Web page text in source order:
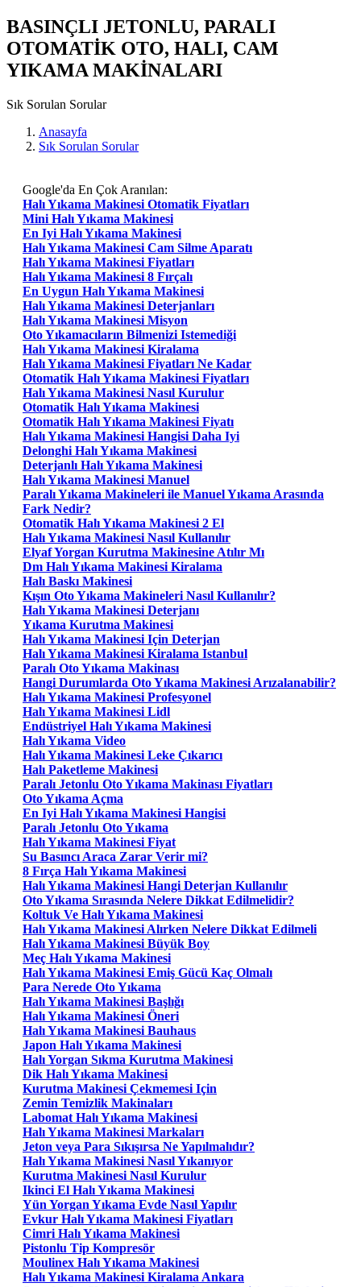
BASINÇLI JETONLU, PARALI
OTOMATİK OTO, HALI, CAM
YIKAMA MAKİNALARI
Sık Sorulan Sorular
Anasayfa
Sık Sorulan Sorular
Google'da En Çok Aranılan:
Halı Yıkama Makinesi Otomatik Fiyatları
Mini Halı Yıkama Makinesi
En Iyi Halı Yıkama Makinesi
Halı Yıkama Makinesi Cam Silme Aparatı
Halı Yıkama Makinesi Fiyatları
Halı Yıkama Makinesi 8 Fırçalı
En Uygun Halı Yıkama Makinesi
Halı Yıkama Makinesi Deterjanları
Halı Yıkama Makinesi Misyon
Oto Yıkamacıların Bilmenizi Istemediği
Halı Yıkama Makinesi Kiralama
Halı Yıkama Makinesi Fiyatları Ne Kadar
Otomatik Halı Yıkama Makinesi Fiyatları
Halı Yıkama Makinesi Nasıl Kurulur
Otomatik Halı Yıkama Makinesi
Otomatik Halı Yıkama Makinesi Fiyatı
Halı Yıkama Makinesi Hangisi Daha Iyi
Delonghi Halı Yıkama Makinesi
Deterjanlı Halı Yıkama Makinesi
Halı Yıkama Makinesi Manuel
Paralı Yıkama Makineleri ile Manuel Yıkama Arasında
Fark Nedir?
Otomatik Halı Yıkama Makinesi 2 El
Halı Yıkama Makinesi Nasıl Kullanılır
Elyaf Yorgan Kurutma Makinesine Atılır Mı
Dm Halı Yıkama Makinesi Kiralama
Halı Baskı Makinesi
Kışın Oto Yıkama Makineleri Nasıl Kullanılır?
Halı Yıkama Makinesi Deterjanı
Yıkama Kurutma Makinesi
Halı Yıkama Makinesi Için Deterjan
Halı Yıkama Makinesi Kiralama Istanbul
Paralı Oto Yıkama Makinası
Hangi Durumlarda Oto Yıkama Makinesi Arızalanabilir?
Halı Yıkama Makinesi Profesyonel
Halı Yıkama Makinesi Lidl
Endüstriyel Halı Yıkama Makinesi
Halı Yıkama Video
Halı Yıkama Makinesi Leke Çıkarıcı
Halı Paketleme Makinesi
Paralı Jetonlu Oto Yıkama Makinası Fiyatları
Oto Yıkama Açma
En Iyi Halı Yıkama Makinesi Hangisi
Paralı Jetonlu Oto Yıkama
Halı Yıkama Makinesi Fiyat
Su Basıncı Araca Zarar Verir mi?
8 Fırça Halı Yıkama Makinesi
Halı Yıkama Makinesi Hangi Deterjan Kullanılır
Oto Yıkama Sırasında Nelere Dikkat Edilmelidir?
Koltuk Ve Halı Yıkama Makinesi
Halı Yıkama Makinesi Alırken Nelere Dikkat Edilmeli
Halı Yıkama Makinesi Büyük Boy
Meç Halı Yıkama Makinesi
Halı Yıkama Makinesi Emiş Gücü Kaç Olmalı
Para Nerede Oto Yıkama
Halı Yıkama Makinesi Başlığı
Halı Yıkama Makinesi Öneri
Halı Yıkama Makinesi Bauhaus
Japon Halı Yıkama Makinesi
Halı Yorgan Sıkma Kurutma Makinesi
Dik Halı Yıkama Makinesi
Kurutma Makinesi Çekmemesi Için
Zemin Temizlik Makinaları
Labomat Halı Yıkama Makinesi
Halı Yıkama Makinesi Markaları
Jeton veya Para Sıkışırsa Ne Yapılmalıdır?
Halı Yıkama Makinesi Nasıl Yıkanıyor
Kurutma Makinesi Nasıl Kurulur
Ikinci El Halı Yıkama Makinesi
Yün Yorgan Yıkama Evde Nasıl Yapılır
Evkur Halı Yıkama Makinesi Fiyatları
Cimri Halı Yıkama Makinesi
Pistonlu Tip Kompresör
Moulinex Halı Yıkama Makinesi
Halı Yıkama Makinesi Kiralama Ankara